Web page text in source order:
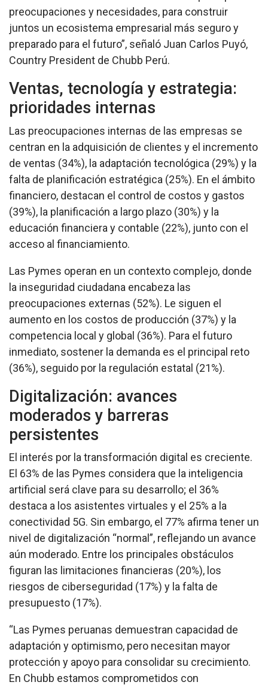
preocupaciones y necesidades, para construir
juntos un ecosistema empresarial más seguro y
preparado para el futuro”, señaló Juan Carlos Puyó,
Country President de Chubb Perú.
Ventas, tecnología y estrategia:
prioridades internas
Las preocupaciones internas de las empresas se
centran en la adquisición de clientes y el incremento
de ventas (34%), la adaptación tecnológica (29%) y la
falta de planificación estratégica (25%). En el ámbito
financiero, destacan el control de costos y gastos
(39%), la planificación a largo plazo (30%) y la
educación financiera y contable (22%), junto con el
acceso al financiamiento.
Las Pymes operan en un contexto complejo, donde
la inseguridad ciudadana encabeza las
preocupaciones externas (52%). Le siguen el
aumento en los costos de producción (37%) y la
competencia local y global (36%). Para el futuro
inmediato, sostener la demanda es el principal reto
(36%), seguido por la regulación estatal (21%).
Digitalización: avances
moderados y barreras
persistentes
El interés por la transformación digital es creciente.
El 63% de las Pymes considera que la inteligencia
artificial será clave para su desarrollo; el 36%
destaca a los asistentes virtuales y el 25% a la
conectividad 5G. Sin embargo, el 77% afirma tener un
nivel de digitalización “normal”, reflejando un avance
aún moderado. Entre los principales obstáculos
figuran las limitaciones financieras (20%), los
riesgos de ciberseguridad (17%) y la falta de
presupuesto (17%).
“Las Pymes peruanas demuestran capacidad de
adaptación y optimismo, pero necesitan mayor
protección y apoyo para consolidar su crecimiento.
En Chubb estamos comprometidos con